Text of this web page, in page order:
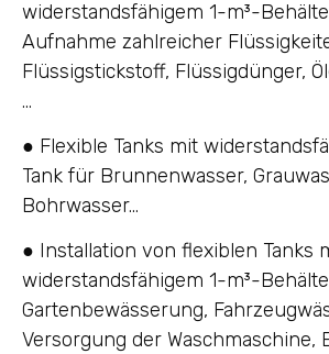
widerstandsfähigem 1-m³-
Aufnahme zahlreicher
Flüssigstickstoff, Flüssigdünger,
…
● Flexible Tanks mit
Tank für Brunnenwasser,
Bohrwasser…
● Installation von flexiblen Tanks
widerstandsfähigem 1-m³-
Gartenbewässerung,
Versorgung der Waschmaschine,